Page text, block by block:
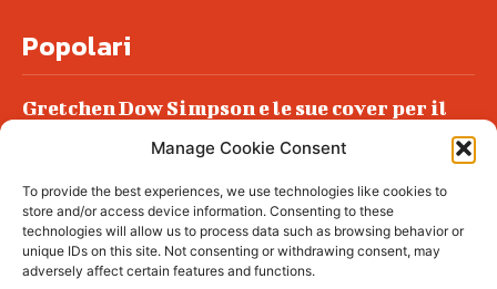
Manage Cookie Consent
To provide the best experiences, we use technologies like cookies to
store and/or access device information. Consenting to these
technologies will allow us to process data such as browsing behavior or
unique IDs on this site. Not consenting or withdrawing consent, may
adversely affect certain features and functions.
Popolari
Gretchen Dow Simpson e le sue cover per il
Podlech, il Cile lo ha condannato
all’ergastolo
Era ubriaca…